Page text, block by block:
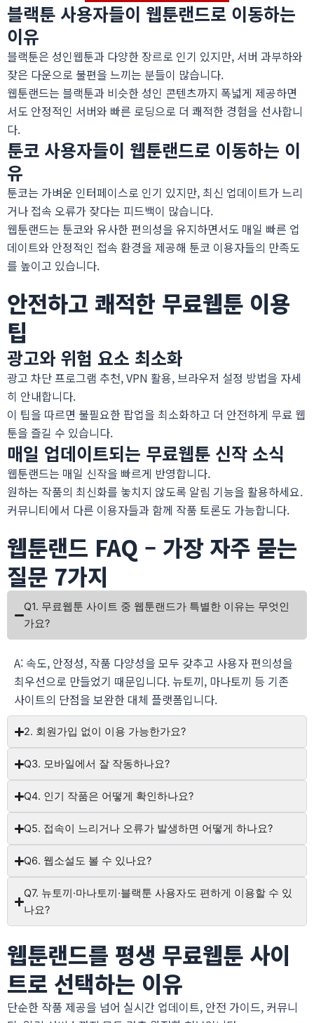
블랙툰 사용자들이 웹툰랜드로 이동하는
이유
블랙툰은 성인웹툰과 다양한 장르로 인기 있지만, 서버 과부하와
잦은 다운으로 불편을 느끼는 분들이 많습니다.
웹툰랜드는 블랙툰과 비슷한 성인 콘텐츠까지 폭넓게 제공하면
서도 안정적인 서버와 빠른 로딩으로 더 쾌적한 경험을 선사합니
다.
툰코 사용자들이 웹툰랜드로 이동하는 이
유
툰코는 가벼운 인터페이스로 인기 있지만, 최신 업데이트가 느리
거나 접속 오류가 잦다는 피드백이 많습니다.
웹툰랜드는 툰코와 유사한 편의성을 유지하면서도 매일 빠른 업
데이트와 안정적인 접속 환경을 제공해 툰코 이용자들의 만족도
를 높이고 있습니다.
안전하고 쾌적한 무료웹툰 이용
팁
광고와 위험 요소 최소화
광고 차단 프로그램 추천, VPN 활용, 브라우저 설정 방법을 자세
히 안내합니다.
이 팁을 따르면 불필요한 팝업을 최소화하고 더 안전하게 무료 웹
툰을 즐길 수 있습니다.
매일 업데이트되는 무료웹툰 신작 소식
웹툰랜드는 매일 신작을 빠르게 반영합니다.
원하는 작품의 최신화를 놓치지 않도록 알림 기능을 활용하세요.
커뮤니티에서 다른 이용자들과 함께 작품 토론도 가능합니다.
웹툰랜드 FAQ – 가장 자주 묻는
질문 7가지
Q1. 무료웹툰 사이트 중 웹툰랜드가 특별한 이유는 무엇인
가요?
A: 속도, 안정성, 작품 다양성을 모두 갖추고 사용자 편의성을
최우선으로 만들었기 때문입니다. 뉴토끼, 마나토끼 등 기존
사이트의 단점을 보완한 대체 플랫폼입니다.
2. 회원가입 없이 이용 가능한가요?
Q3. 모바일에서 잘 작동하나요?
Q4. 인기 작품은 어떻게 확인하나요?
Q5. 접속이 느리거나 오류가 발생하면 어떻게 하나요?
Q6. 웹소설도 볼 수 있나요?
Q7. 뉴토끼·마나토끼·블랙툰 사용자도 편하게 이용할 수 있
나요?
웹툰랜드를 평생 무료웹툰 사이
트로 선택하는 이유
단순한 작품 제공을 넘어 실시간 업데이트, 안전 가이드, 커뮤니